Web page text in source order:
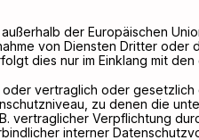
der Europäischen
von Diensten Dritter
dies nur im Einklang mit
vertraglich oder
zu denen die
vertraglicher Verpflichtung
interner